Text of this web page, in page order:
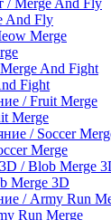
And Fly
Fight
Merge
Merge
Merge 3D
Run Merge